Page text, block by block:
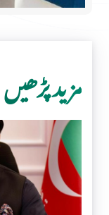
مزید پڑھیں